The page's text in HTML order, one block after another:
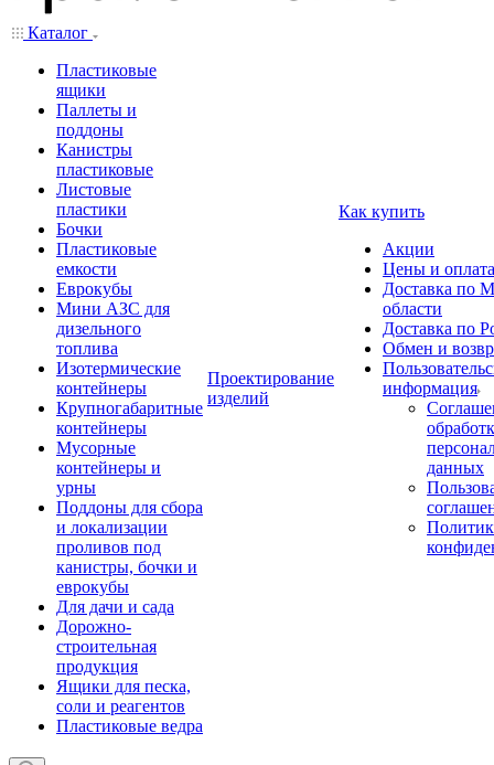
Каталог
Пластиковые
ящики
Паллеты и
поддоны
Канистры
пластиковые
Листовые
пластики
Бочки
Пластиковые
емкости
Еврокубы
Мини АЗС для
дизельного
топлива
Изотермические
контейнеры
Крупногабаритные
контейнеры
Мусорные
контейнеры и
урны
Поддоны для сбора
и локализации
проливов под
канистры, бочки и
еврокубы
Для дачи и сада
Дорожно-
строительная
продукция
Ящики для песка,
соли и реагентов
Пластиковые ведра
Проектирование
изделий
Как купить
Акции
Цены и оплата
Доставка по
области
Доставка по
Обмен и
информация
данных